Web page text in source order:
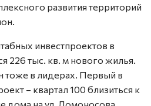
развития территорий
инвестпроектов в
226 тыс. кв. м нового жилья.
тоже в лидерах. Первый в
– квартал 100 близиться к
дома на ул. Ломоносова